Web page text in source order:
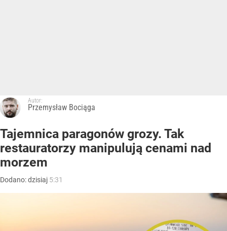
Autor:
Przemysław Bociąga
Tajemnica paragonów grozy. Tak
restauratorzy manipulują cenami nad
morzem
Dodano:dzisiaj 5:31